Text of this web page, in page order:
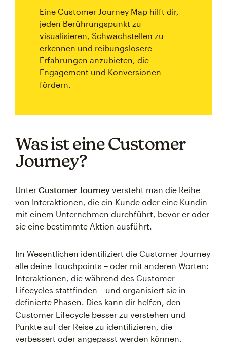
Eine Customer Journey Map hilft dir,
jeden Berührungspunkt zu
visualisieren, Schwachstellen zu
erkennen und reibungslosere
Erfahrungen anzubieten, die
Engagement und Konversionen
fördern.
Was ist eine Customer
Journey?
Unter Customer Journey versteht man die Reihe
von Interaktionen, die ein Kunde oder eine Kundin
mit einem Unternehmen durchführt, bevor er oder
sie eine bestimmte Aktion ausführt.
Im Wesentlichen identifiziert die Customer Journey
alle deine Touchpoints – oder mit anderen Worten:
Interaktionen, die während des Customer
Lifecycles stattfinden – und organisiert sie in
definierte Phasen. Dies kann dir helfen, den
Customer Lifecycle besser zu verstehen und
Punkte auf der Reise zu identifizieren, die
verbessert oder angepasst werden können.